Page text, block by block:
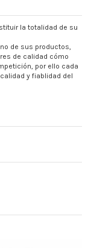
la totalidad de su
de sus productos,
de calidad cómo
por ello cada
y fiablidad del